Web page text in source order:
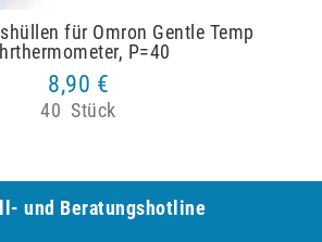
für Omron Gentle Temp
P=40
8,90 €
40 Stück
und Be­ra­tungs­hot­line